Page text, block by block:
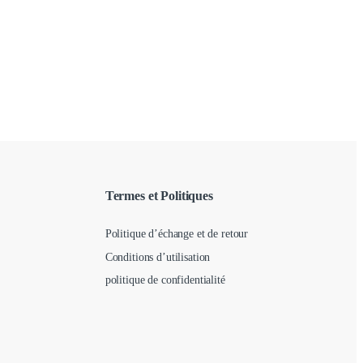
Termes et Politiques
Politique d’échange et de retour
Conditions d’utilisation
politique de confidentialité